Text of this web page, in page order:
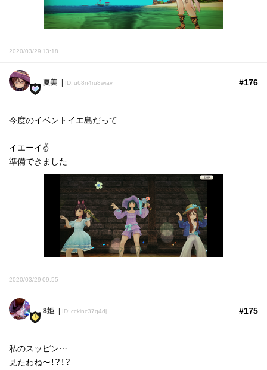
2020/03/29 13:18
夏美 ID: u68n4ru8wiav #176
今度のイベントイエ島だって
イエーイ✌️
準備できました
2020/03/29 09:55
8姫 ID: cckinc37q4dj #175
私のスッピン…
見たわね〜！？！？